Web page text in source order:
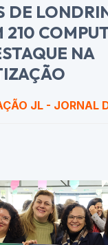
DE
210
NA
JL - JORNAL